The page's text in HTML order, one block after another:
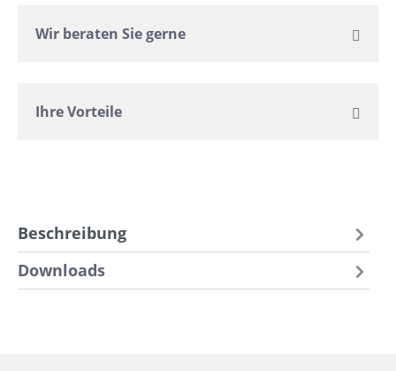
Wir beraten Sie gerne
Ihre Vorteile
Beschreibung
Downloads